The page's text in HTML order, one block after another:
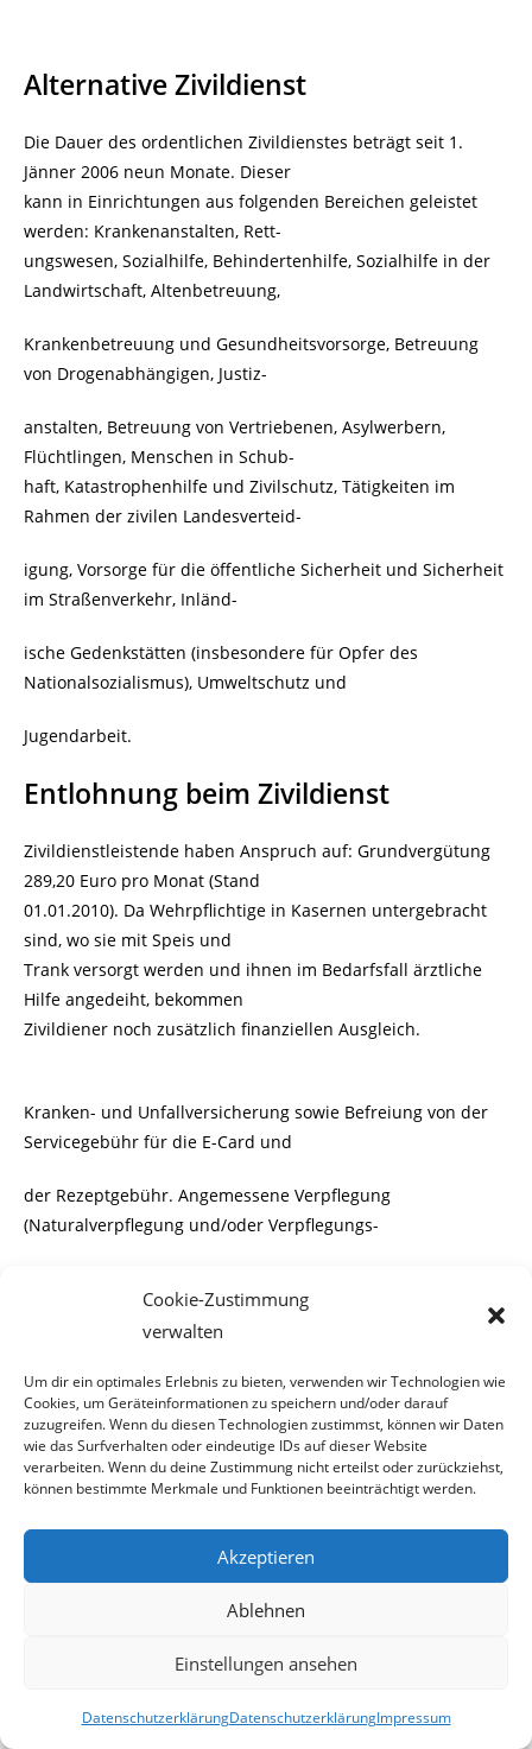
Cookie-Zustimmung
verwalten
Um dir ein optimales Erlebnis zu bieten, verwenden wir Technologien wie
Cookies, um Geräteinformationen zu speichern und/oder darauf
zuzugreifen. Wenn du diesen Technologien zustimmst, können wir Daten
wie das Surfverhalten oder eindeutige IDs auf dieser Website
verarbeiten. Wenn du deine Zustimmung nicht erteilst oder zurückziehst,
können bestimmte Merkmale und Funktionen beeinträchtigt werden.
Akzeptieren
Ablehnen
Einstellungen ansehen
DatenschutzerklärungDatenschutzerklärungImpressum
Alternative Zivildienst
Die Dauer des ordentlichen Zivildienstes beträgt seit 1.
Jänner 2006 neun Monate. Dieser
kann in Einrichtungen aus folgenden Bereichen geleistet
werden: Krankenanstalten, Rett-
ungswesen, Sozialhilfe, Behindertenhilfe, Sozialhilfe in der
Landwirtschaft, Altenbetreuung,
Krankenbetreuung und Gesundheitsvorsorge, Betreuung
von Drogenabhängigen, Justiz-
anstalten, Betreuung von Vertriebenen, Asylwerbern,
Flüchtlingen, Menschen in Schub-
haft, Katastrophenhilfe und Zivilschutz, Tätigkeiten im
Rahmen der zivilen Landesverteid-
igung, Vorsorge für die öffentliche Sicherheit und Sicherheit
im Straßenverkehr, Inländ-
ische Gedenkstätten (insbesondere für Opfer des
Nationalsozialismus), Umweltschutz und
Jugendarbeit.
Entlohnung beim Zivildienst
Zivildienstleistende haben Anspruch auf: Grundvergütung
289,20 Euro pro Monat (Stand
01.01.2010). Da Wehrpflichtige in Kasernen untergebracht
sind, wo sie mit Speis und
Trank versorgt werden und ihnen im Bedarfsfall ärztliche
Hilfe angedeiht, bekommen
Zivildiener noch zusätzlich finanziellen Ausgleich.
Kranken- und Unfallversicherung sowie Befreiung von der
Servicegebühr für die E-Card und
der Rezeptgebühr. Angemessene Verpflegung
(Naturalverpflegung und/oder Verpflegungs-
Bahnfahren mit der ÖBB in
Fahrten (bzw. bei Unter bring-
ung am Dienstort für vier einfache Fahrten) mit anderen
öffentlichen Verkehrsmitteln
zwischen Wohn- und Dienstort (ausgenommen ÖBB-
Da Wehrpflichtige vom Bundesheer eingekleidet werden,
und deren Reinigung zu, soweit es die Art der